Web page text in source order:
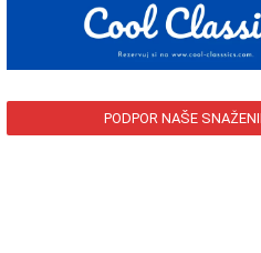
PODPOR NAŠE